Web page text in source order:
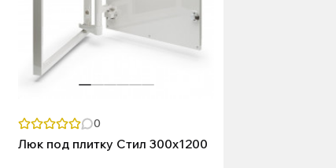
0
Люк под плитку Стил 300х1200